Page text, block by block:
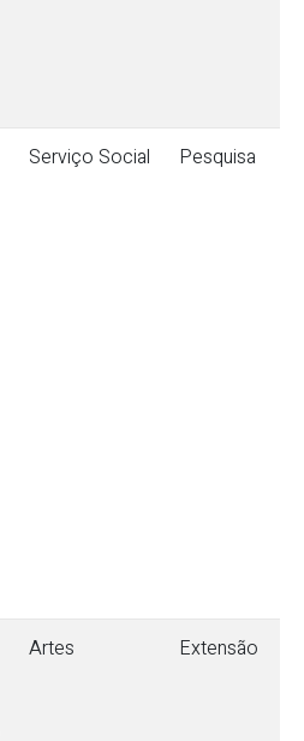
Serviço Social Pesquisa
Artes Extensão